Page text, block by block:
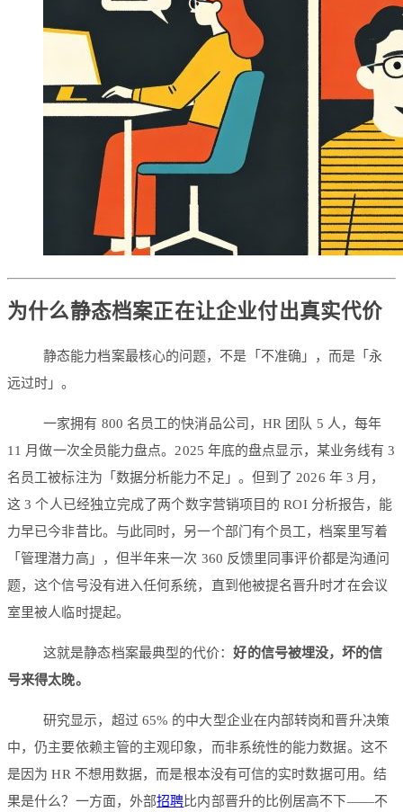
为什么静态档案正在让企业付出真实代价
静态能力档案最核心的问题，不是「不准确」，而是「永
远过时」。
一家拥有 800 名员工的快消品公司，HR 团队 5 人，每年
11 月做一次全员能力盘点。2025 年底的盘点显示，某业务线有 3
名员工被标注为「数据分析能力不足」。但到了 2026 年 3 月，
这 3 个人已经独立完成了两个数字营销项目的 ROI 分析报告，能
力早已今非昔比。与此同时，另一个部门有个员工，档案里写着
「管理潜力高」，但半年来一次 360 反馈里同事评价都是沟通问
题，这个信号没有进入任何系统，直到他被提名晋升时才在会议
室里被人临时提起。
这就是静态档案最典型的代价：好的信号被埋没，坏的信
号来得太晚。
研究显示，超过 65% 的中大型企业在内部转岗和晋升决策
中，仍主要依赖主管的主观印象，而非系统性的能力数据。这不
是因为 HR 不想用数据，而是根本没有可信的实时数据可用。结
果是什么？一方面，外部招聘比内部晋升的比例居高不下——不